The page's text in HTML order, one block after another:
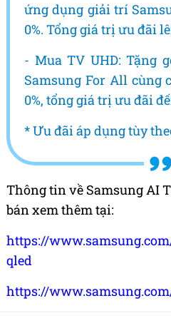
ứng dụng giải trí
0%. Tổng giá trị ưu đãi
- Mua TV UHD: Tặng
Samsung For All cùng
0%, tổng giá trị ưu đãi
* Ưu đãi áp dụng tùy
Thông tin về Samsung AI
bán xem thêm tại:
https://
qled
https://